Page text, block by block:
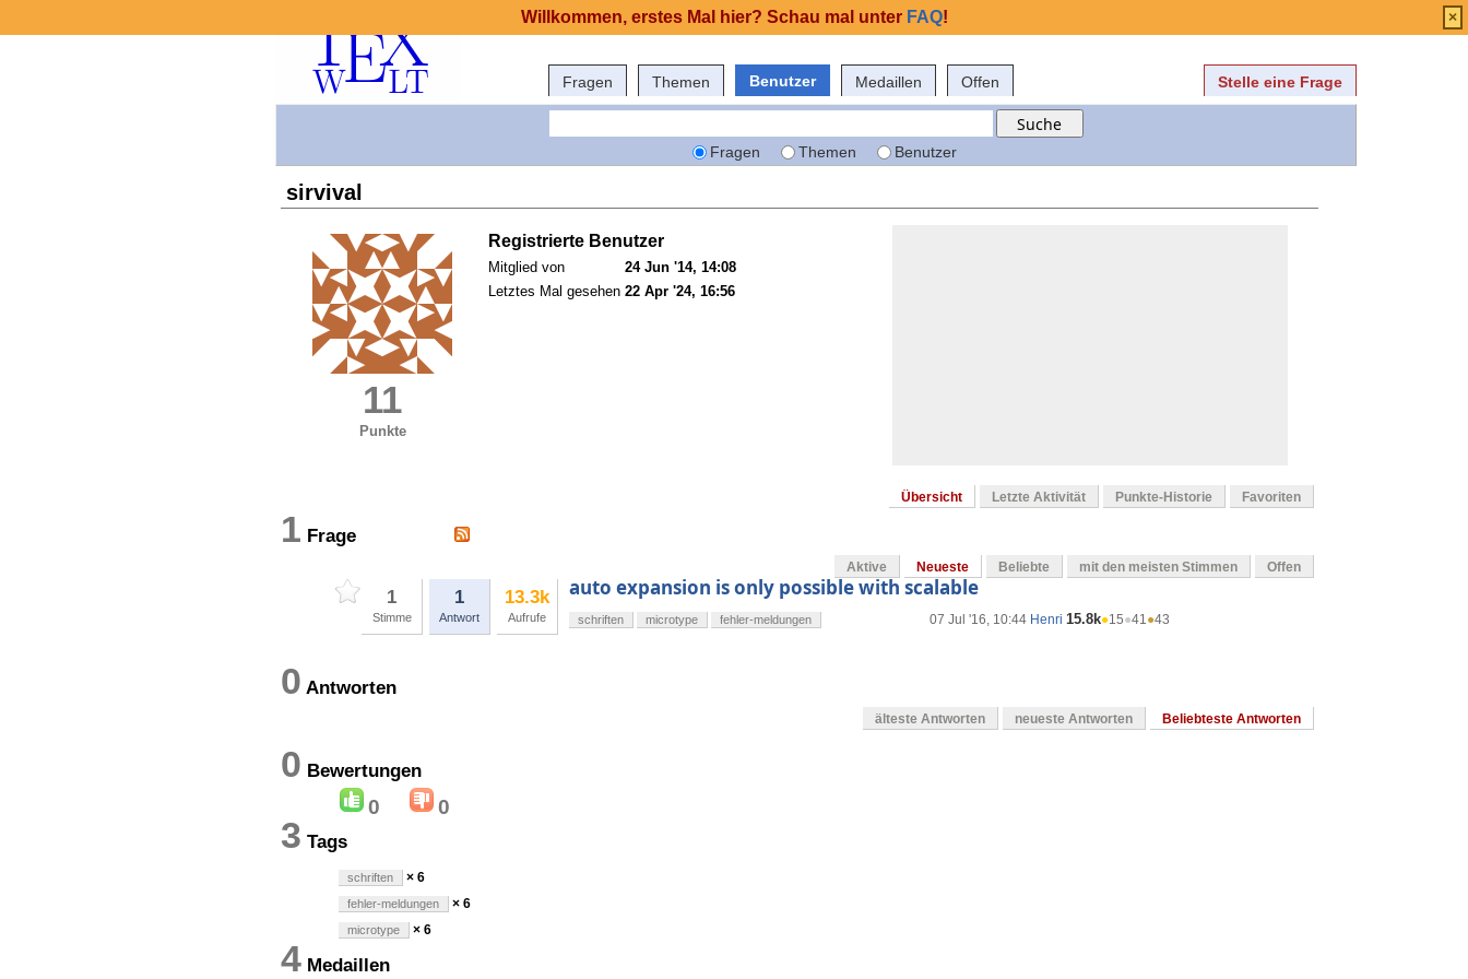
Fragen Themen Benutzer Medaillen Offen Stelle eine Frage
Fragen Themen Benutzer
sirvival
11
Punkte
Registrierte Benutzer
Mitglied von
24 Jun '14, 14:08
Letztes Mal gesehen 22 Apr '24, 16:56
Übersicht Letzte Aktivität Punkte-Historie Favoriten
1 Frage
Aktive Neueste Beliebte mit den meisten Stimmen Offen
1
Stimme
1
Antwort
13.3k
Aufrufe
auto expansion is only possible with scalable
07 Jul '16, 10:44 Henri 15.8k●15●41●43
schriften microtype fehler-meldungen
0 Antworten
älteste Antworten neueste Antworten Beliebteste Antworten
0 Bewertungen
0 0
3 Tags
schriften × 6
fehler-meldungen × 6
microtype × 6
4 Medaillen
Willkommen, erstes Mal hier? Schau mal unter FAQ! ×